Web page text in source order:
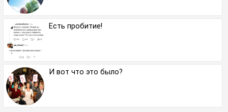
Есть пробитие!
И вот что это было?